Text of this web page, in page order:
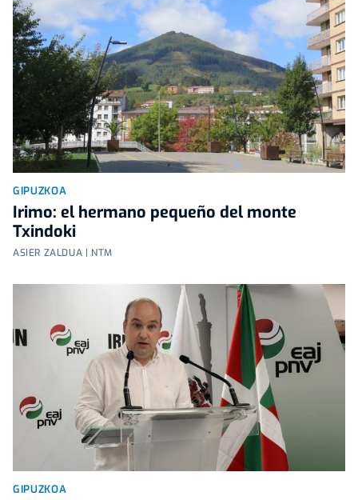
GIPUZKOA
Irimo: el hermano pequeño del monte
Txindoki
ASIER ZALDUA | NTM
GIPUZKOA